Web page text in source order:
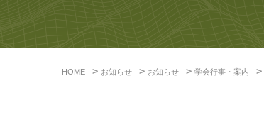
HOME お知らせ お知らせ 学会行事・案内